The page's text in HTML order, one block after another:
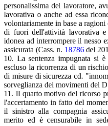
personalissima del lavoratore,
lavorativa o anche ad essa
volontariamente in base a
di fuori dell'attività lavorativa e
idonea ad interrompere il nesso
assicurata (Cass. n. 18786 del
10. La sentenza impugnata si
escluso la ricorrenza di un
di misure di sicurezza cd.
sorveglianza dei movimenti del
11. Il quarto motivo del ricorso
l'accertamento in fatto del
il sinistro alla compagnia
merito ed è censurabile in